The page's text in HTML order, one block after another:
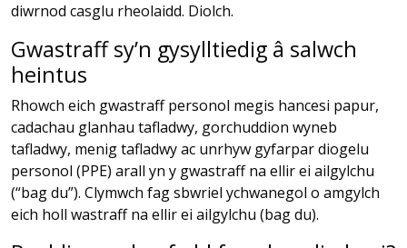
diwrnod casglu rheolaidd. Diolch.
Gwastraff sy’n gysylltiedig â salwch
heintus
Rhowch eich gwastraff personol megis hancesi papur,
cadachau glanhau tafladwy, gorchuddion wyneb
tafladwy, menig tafladwy ac unrhyw gyfarpar diogelu
personol (PPE) arall yn y gwastraff na ellir ei ailgylchu
(“bag du”). Clymwch fag sbwriel ychwanegol o amgylch
eich holl wastraff na ellir ei ailgylchu (bag du).